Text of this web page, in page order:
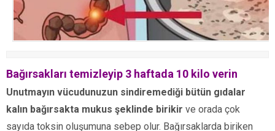
Bağırsakları temizleyip 3 haftada 10 kilo verin
Unutmayın vücudunuzun sindiremediği bütün gıdalar
kalın bağırsakta mukus şeklinde birikir ve orada çok
sayıda toksin oluşumuna sebep olur. Bağırsaklarda biriken